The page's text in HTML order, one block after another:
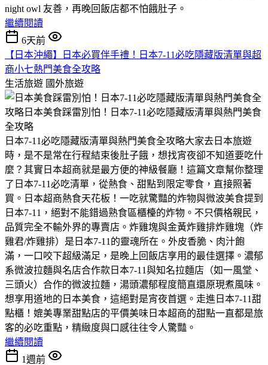
night owl 友善，再晚回飯店都不怕餓肚子。
繼續閱讀
6天前
【日本沖繩】日本必買伴手禮！日本7-11必吃隱藏版清單與超
商小七熱門美食全攻略
生活旅遊 國外旅遊
日本7-11必吃隱藏版清單與熱門美食全攻略​大家去日本旅遊
時，是不是常在行程結束後肚子餓，想找宵夜卻不知道要吃什
麼？其實日本超商就是最方便的神級餐廳！這篇文章幫你整理
了日本7-11必吃清單，從熱食、甜點到限定零食，直接照著
買。​日本超商熱食天花板！一吃就驚豔的炸物與微波美食​提到
日本7-11，絕對不能錯過熟食區櫃檯的炸物。不只價格親民，
品質完全不輸外界的專賣店。​炸雞塊與金黃炸雞排​炸雞塊（炸
雞君/炸雞排）是日本7-11的靈魂所在。外皮香脆、肉汁飽
滿，一口咬下超級滿足，是晚上回飯店享用的最佳選擇。​濃郁
系微波拉麵與名店合作款​日本7-11與知名拉麵店（如一風堂、
三頭火）合作的微波拉麵，湯頭濃郁程度簡直還原現煮風味。
想享用道地的日本美食，這絕對是宵夜首選。​走進日本7-11甜
點櫃！媲美專業甜點店的平價美味​日本超商的甜點一直都是旅
客的必吃重點，精緻度與口感往往令人驚豔。
繼續閱讀
1週前